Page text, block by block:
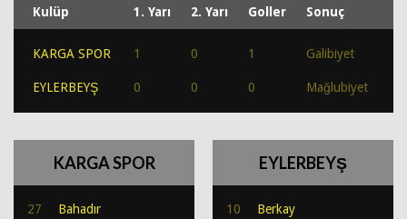
Kulüp 1. Yarı 2. Yarı Goller Sonuç
KARGA SPOR 1 0 1 Galibiyet
EYLERBEYŞ 0 0 0 Mağlubiyet
KARGA SPOR
27
Bahadır
EYLERBEYŞ
10
Berkay